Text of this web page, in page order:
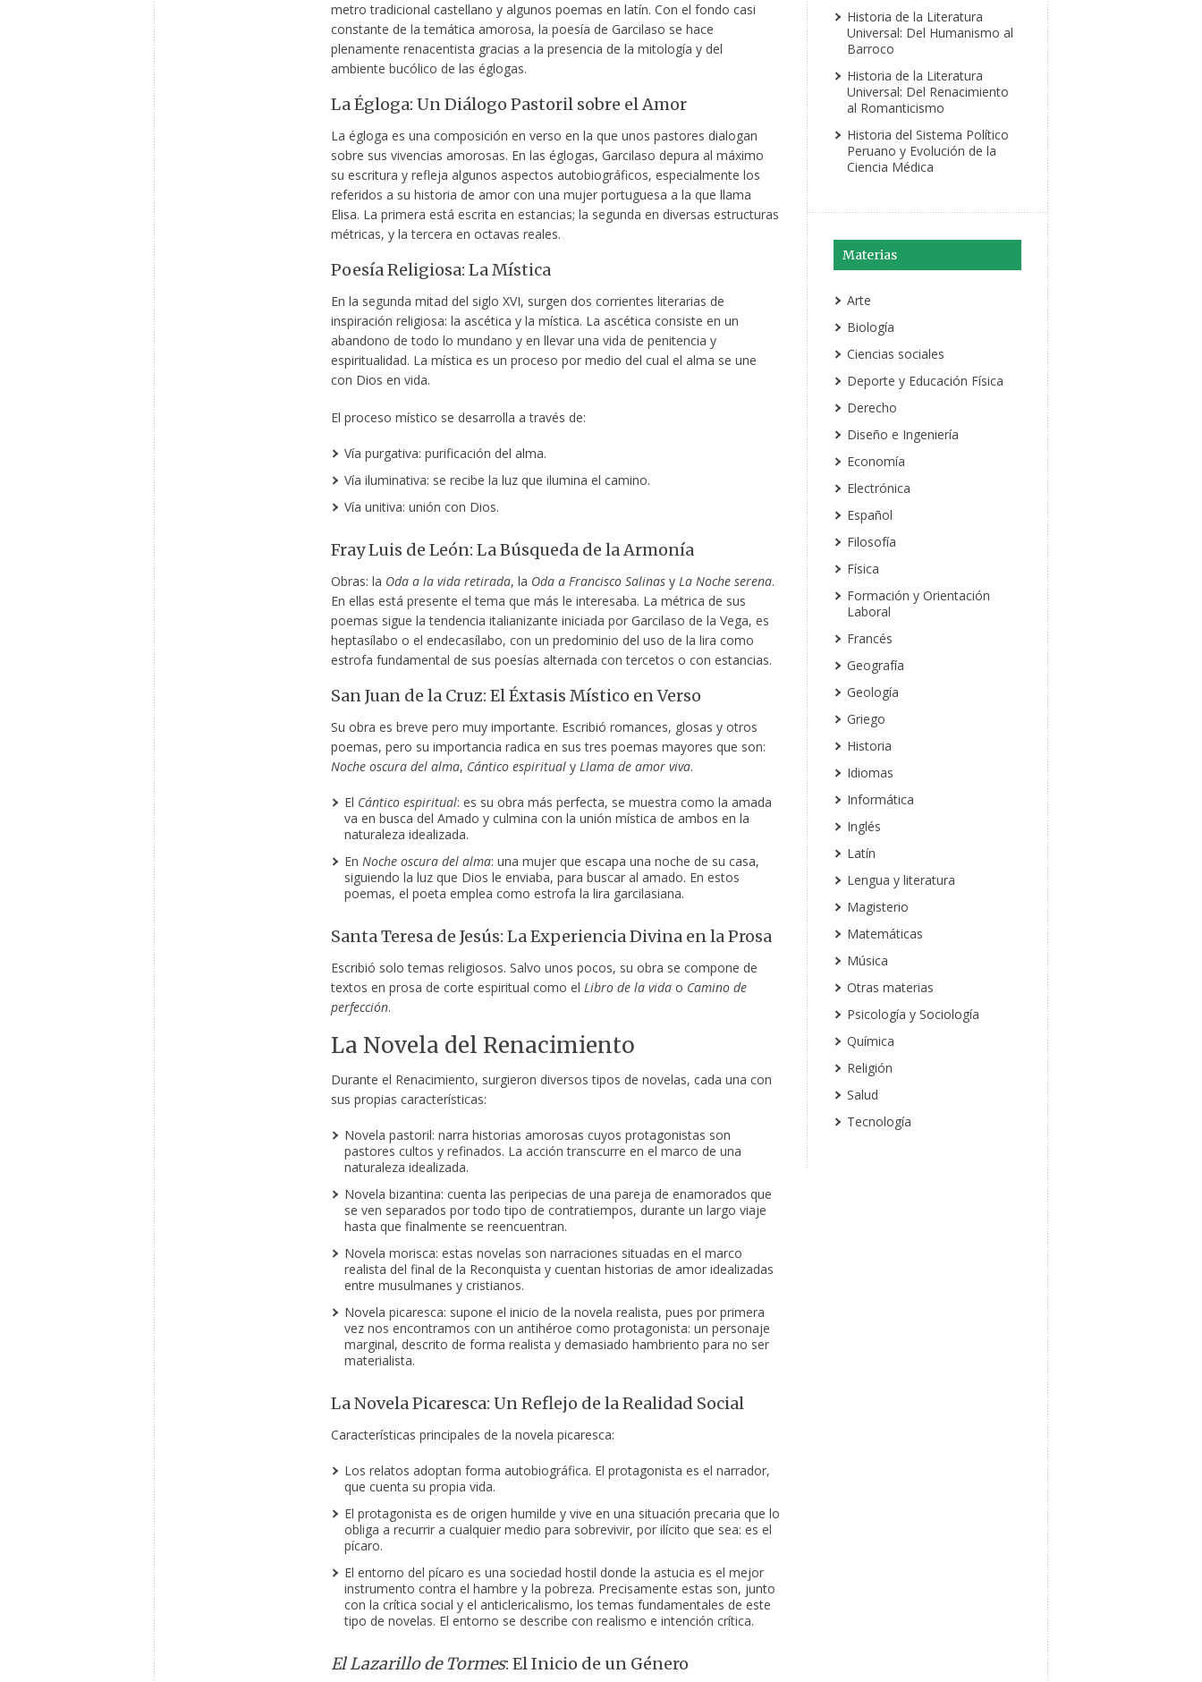
metro tradicional castellano y algunos poemas en latín. Con el fondo casi
constante de la temática amorosa, la poesía de Garcilaso se hace
plenamente renacentista gracias a la presencia de la mitología y del
ambiente bucólico de las églogas.
La Égloga: Un Diálogo Pastoril sobre el Amor
La égloga es una composición en verso en la que unos pastores dialogan
sobre sus vivencias amorosas. En las églogas, Garcilaso depura al máximo
su escritura y refleja algunos aspectos autobiográficos, especialmente los
referidos a su historia de amor con una mujer portuguesa a la que llama
Elisa. La primera está escrita en estancias; la segunda en diversas estructuras
métricas, y la tercera en octavas reales.
Poesía Religiosa: La Mística
En la segunda mitad del siglo XVI, surgen dos corrientes literarias de
inspiración religiosa: la ascética y la mística. La ascética consiste en un
abandono de todo lo mundano y en llevar una vida de penitencia y
espiritualidad. La mística es un proceso por medio del cual el alma se une
con Dios en vida.
El proceso místico se desarrolla a través de:
Vía purgativa: purificación del alma.
Vía iluminativa: se recibe la luz que ilumina el camino.
Vía unitiva: unión con Dios.
Fray Luis de León: La Búsqueda de la Armonía
Obras: la Oda a la vida retirada, la Oda a Francisco Salinasy La Noche serena.
En ellas está presente el tema que más le interesaba. La métrica de sus
poemas sigue la tendencia italianizante iniciada por Garcilaso de la Vega, es
heptasílabo o el endecasílabo, con un predominio del uso de la lira como
estrofa fundamental de sus poesías alternada con tercetos o con estancias.
San Juan de la Cruz: El Éxtasis Místico en Verso
Su obra es breve pero muy importante. Escribió romances, glosas y otros
poemas, pero su importancia radica en sus tres poemas mayores que son:
Noche oscura del alma, Cántico espiritualy Llama de amor viva.
El Cántico espiritual: es su obra más perfecta, se muestra como la amada
va en busca del Amado y culmina con la unión mística de ambos en la
naturaleza idealizada.
En Noche oscura del alma: una mujer que escapa una noche de su casa,
siguiendo la luz que Dios le enviaba, para buscar al amado. En estos
poemas, el poeta emplea como estrofa la lira garcilasiana.
Santa Teresa de Jesús: La Experiencia Divina en la Prosa
Escribió solo temas religiosos. Salvo unos pocos, su obra se compone de
textos en prosa de corte espiritual como el Libro de la vidao Camino de
perfección.
La Novela del Renacimiento
Durante el Renacimiento, surgieron diversos tipos de novelas, cada una con
sus propias características:
Novela pastoril: narra historias amorosas cuyos protagonistas son
pastores cultos y refinados. La acción transcurre en el marco de una
naturaleza idealizada.
Novela bizantina: cuenta las peripecias de una pareja de enamorados que
se ven separados por todo tipo de contratiempos, durante un largo viaje
hasta que finalmente se reencuentran.
Novela morisca: estas novelas son narraciones situadas en el marco
realista del final de la Reconquista y cuentan historias de amor idealizadas
entre musulmanes y cristianos.
Novela picaresca: supone el inicio de la novela realista, pues por primera
vez nos encontramos con un antihéroe como protagonista: un personaje
marginal, descrito de forma realista y demasiado hambriento para no ser
materialista.
La Novela Picaresca: Un Reflejo de la Realidad Social
Características principales de la novela picaresca:
Los relatos adoptan forma autobiográfica. El protagonista es el narrador,
que cuenta su propia vida.
El protagonista es de origen humilde y vive en una situación precaria que lo
obliga a recurrir a cualquier medio para sobrevivir, por ilícito que sea: es el
pícaro.
El entorno del pícaro es una sociedad hostil donde la astucia es el mejor
instrumento contra el hambre y la pobreza. Precisamente estas son, junto
con la crítica social y el anticlericalismo, los temas fundamentales de este
tipo de novelas. El entorno se describe con realismo e intención crítica.
El Lazarillo de Tormes: El Inicio de un Género
Historia de la Literatura
Universal: Del Humanismo al
Barroco
Historia de la Literatura
Universal: Del Renacimiento
al Romanticismo
Historia del Sistema Político
Peruano y Evolución de la
Ciencia Médica
Materias
Arte
Biología
Ciencias sociales
Deporte y Educación Física
Derecho
Diseño e Ingeniería
Economía
Electrónica
Español
Filosofía
Física
Formación y Orientación
Laboral
Francés
Geografía
Geología
Griego
Historia
Idiomas
Informática
Inglés
Latín
Lengua y literatura
Magisterio
Matemáticas
Música
Otras materias
Psicología y Sociología
Química
Religión
Salud
Tecnología